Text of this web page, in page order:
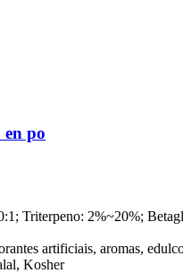
po
Triterpeno: 2%~20%;
artificiais, aromas,
Kosher